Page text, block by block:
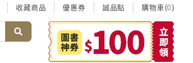
收藏商品 優惠券 誠品點 購物車(0)